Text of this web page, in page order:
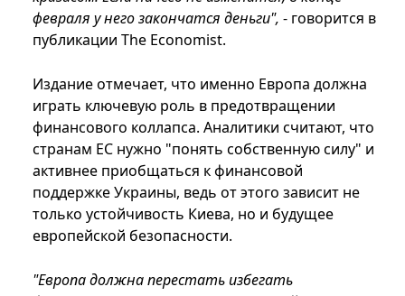
февраля у него закончатся деньги", - говорится в
публикации The Economist.
Издание отмечает, что именно Европа должна
играть ключевую роль в предотвращении
финансового коллапса. Аналитики считают, что
странам ЕС нужно "понять собственную силу" и
активнее приобщаться к финансовой
поддержке Украины, ведь от этого зависит не
только устойчивость Киева, но и будущее
европейской безопасности.
"Европа должна перестать избегать